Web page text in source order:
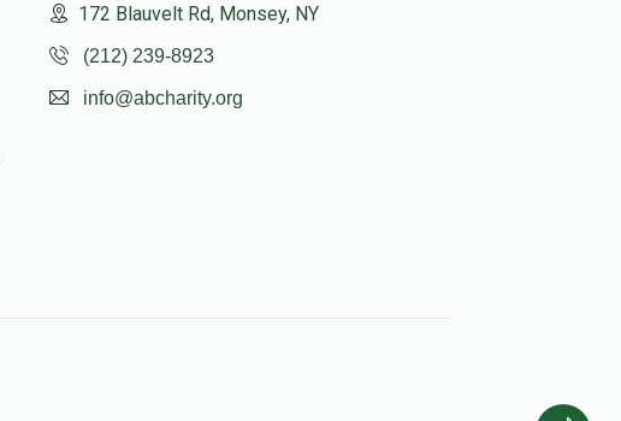
172 Blauvelt Rd, Monsey, NY
(212) 239-8923
info@abcharity.org